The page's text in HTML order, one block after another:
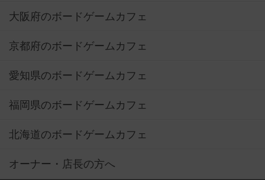
大阪府のボードゲームカフェ
京都府のボードゲームカフェ
愛知県のボードゲームカフェ
福岡県のボードゲームカフェ
北海道のボードゲームカフェ
オーナー・店長の方へ